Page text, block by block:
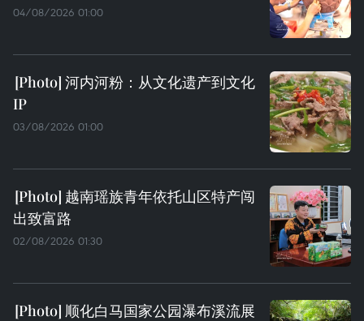
04/08/2026 01:00
河内河粉：从文化遗产到文化
IP
03/08/2026 01:00
越南瑶族青年依托山区特产闯
出致富路
02/08/2026 01:30
顺化白马国家公园瀑布溪流展